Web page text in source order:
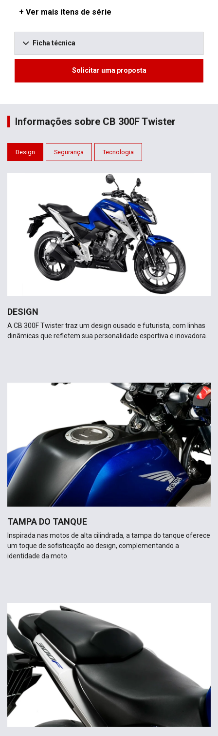
+ Ver mais itens de série
Ficha técnica
Solicitar uma proposta
Informações sobre CB 300F Twister
Design Segurança Tecnologia
DESIGN
A CB 300F Twister traz um design ousado e futurista, com linhas
dinâmicas que refletem sua personalidade esportiva e inovadora.
TAMPA DO TANQUE
Inspirada nas motos de alta cilindrada, a tampa do tanque oferece
um toque de sofisticação ao design, complementando a
identidade da moto.